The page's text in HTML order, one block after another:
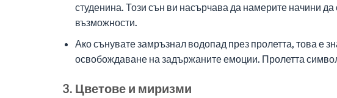
студенина. Този сън ви насърчава да намерите начини
възможности.
Ако сънувате замръзнал водопад през пролетта, това е
освобождаване на задържаните емоции. Пролетта
3. Цветове и миризми